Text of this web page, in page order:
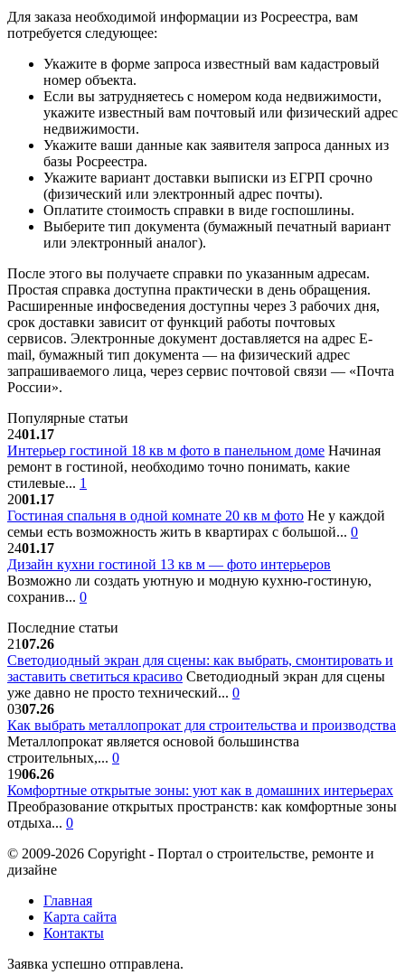
Для заказа необходимой информации из Росреестра, вам
потребуется следующее:
Укажите в форме запроса известный вам кадастровый
номер объекта.
Если вы затрудняетесь с номером кода недвижимости,
укажите известный вам почтовый или физический адрес
недвижимости.
Укажите ваши данные как заявителя запроса данных из
базы Росреестра.
Укажите вариант доставки выписки из ЕГРП срочно
(физический или электронный адрес почты).
Оплатите стоимость справки в виде госпошлины.
Выберите тип документа (бумажный печатный вариант
или электронный аналог).
После этого вы получаете справки по указанным адресам.
Простая справка доступна практически в день обращения.
Расширенные инфосведения доступны через 3 рабочих дня,
срок доставки зависит от функций работы почтовых
сервисов. Электронные документ доставляется на адрес E-
mail, бумажный тип документа — на физический адрес
запрашиваемого лица, через сервис почтовой связи — «Почта
России».
Популярные статьи
2401.17
Интерьер гостиной 18 кв м фото в панельном доме Начиная
ремонт в гостиной, необходимо точно понимать, какие
стилевые... 1
2001.17
Гостиная спальня в одной комнате 20 кв м фото Не у каждой
семьи есть возможность жить в квартирах с большой... 0
2401.17
Дизайн кухни гостиной 13 кв м — фото интерьеров
Возможно ли создать уютную и модную кухню-гостиную,
сохранив... 0
Последние статьи
2107.26
Светодиодный экран для сцены: как выбрать, смонтировать и
заставить светиться красиво Светодиодный экран для сцены
уже давно не просто технический... 0
0307.26
Как выбрать металлопрокат для строительства и производства
Металлопрокат является основой большинства
строительных,... 0
1906.26
Комфортные открытые зоны: уют как в домашних интерьерах
Преобразование открытых пространств: как комфортные зоны
отдыха... 0
© 2009-2026 Copyright - Портал о строительстве, ремонте и
дизайне
Главная
Карта сайта
Контакты
Заявка успешно отправлена.